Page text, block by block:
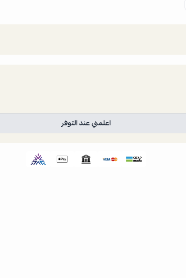
اعلمني عند التوفر